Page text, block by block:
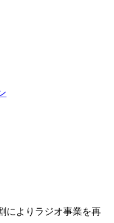
によりラジオ事業を再